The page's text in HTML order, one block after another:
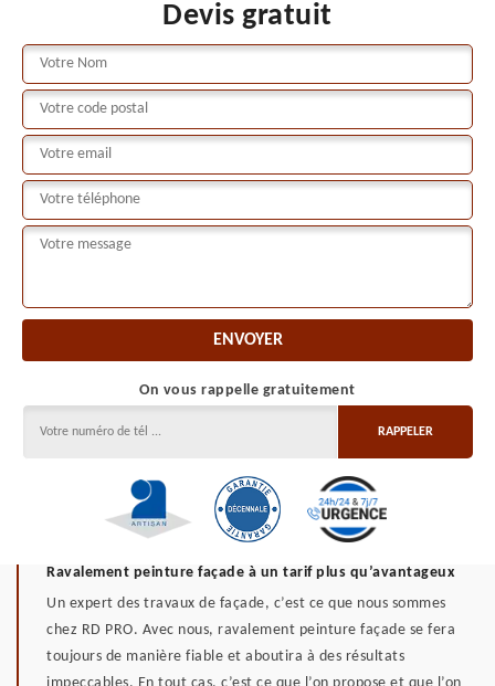
Devis gratuit
On vous rappelle gratuitement
Ravalement peinture façade à un tarif plus qu’avantageux
Un expert des travaux de façade, c’est ce que nous sommes
chez RD PRO. Avec nous, ravalement peinture façade se fera
toujours de manière fiable et aboutira à des résultats